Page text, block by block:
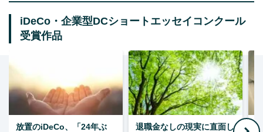
iDeCo・企業型DCショートエッセイコンクール
受賞作品
放置のiDeCo、「24年ぶ
退職金なしの現実に直面し